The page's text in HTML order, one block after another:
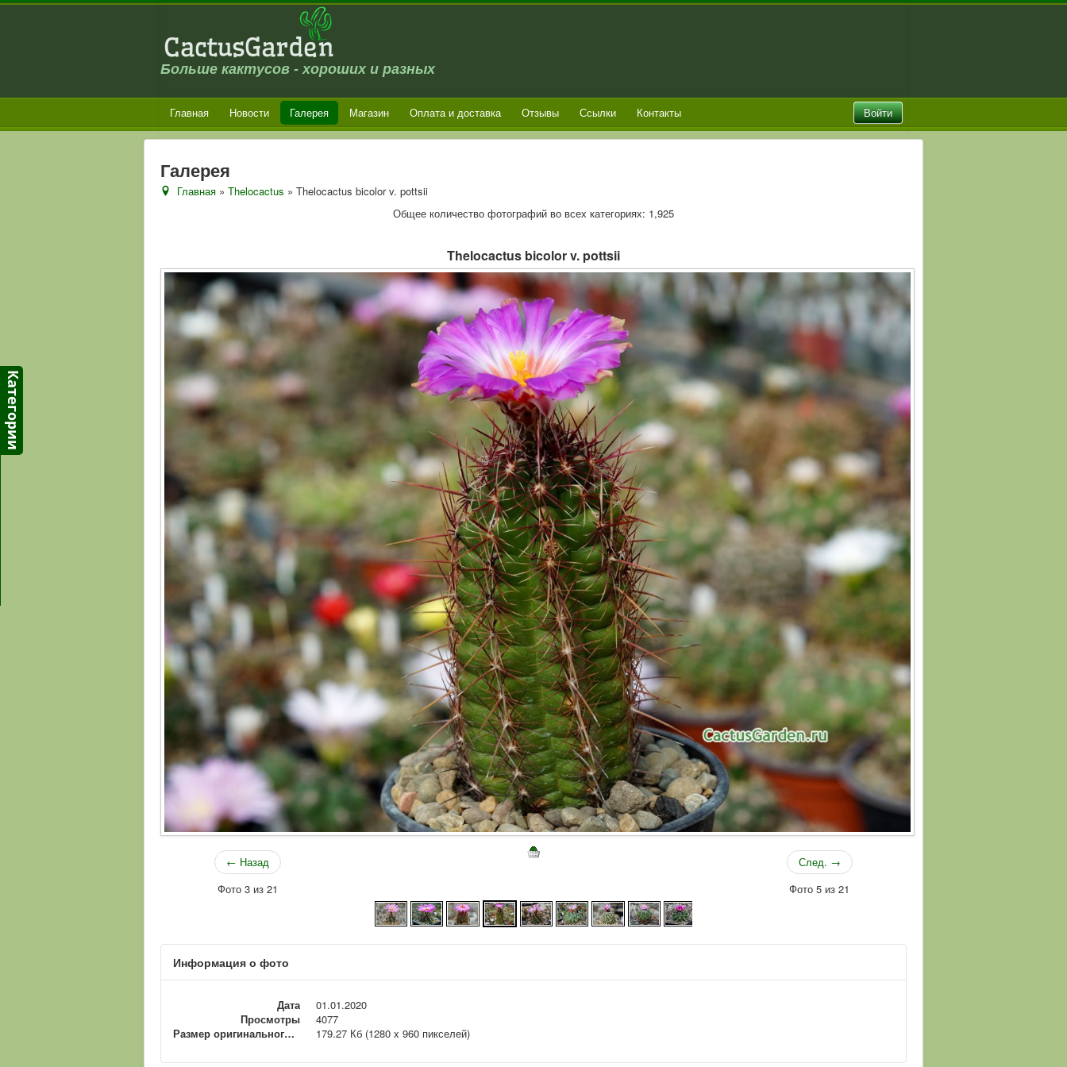
Больше кактусов - хороших и разных
Войти
Главная Новости Галерея Магазин Оплата и доставка Отзывы Ссылки Контакты
Галерея
Главная »Thelocactus » Thelocactus bicolor v. pottsii
Общее количество фотографий во всех категориях: 1,925
Thelocactus bicolor v. pottsii
← Назад
Фото 3 из 21
След. →
Фото 5 из 21
Информация о фото
Дата
01.01.2020
Просмотры
4077
Размер оригинального файла
179.27 Кб (1280 x 960 пикселей)